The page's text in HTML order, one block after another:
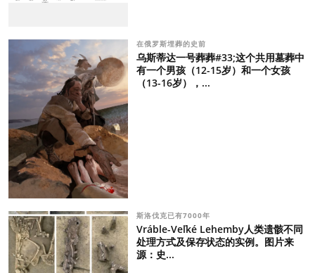
在俄罗斯埋葬的史前
乌斯蒂达一号葬葬#33;这个共用墓葬中
有一个男孩（12-15岁）和一个女孩
（13-16岁），...
斯洛伐克已有7000年
Vráble-Veľké Lehemby人类遗骸不同
处理方式及保存状态的实例。图片来
源：史...